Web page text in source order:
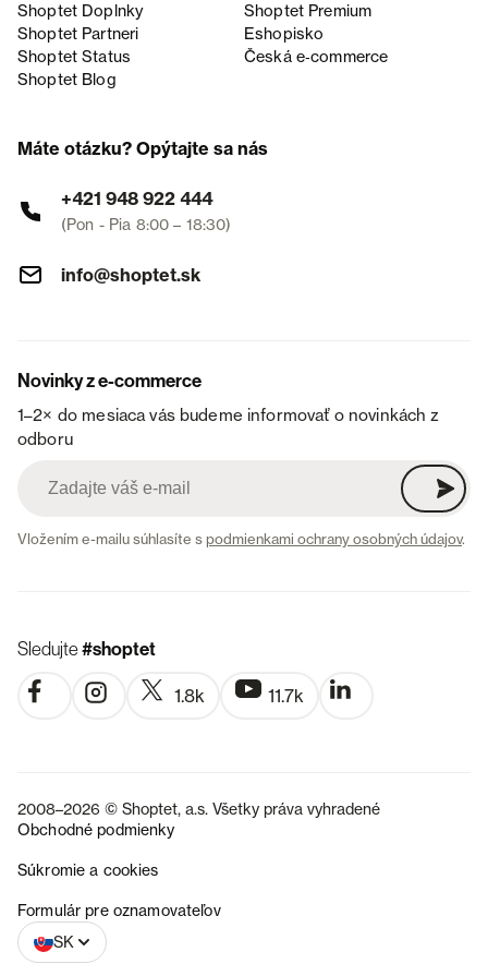
Shoptet Doplnky
Shoptet Premium
Shoptet Partneri
Eshopisko
Shoptet Status
Česká e‑commerce
Shoptet Blog
Máte otázku? Opýtajte sa nás
+421 948 922 444
(Pon - Pia 8:00 – 18:30)
info@shoptet.sk
Novinky z e-commerce
1–2× do mesiaca vás budeme informovať o novinkách z
odboru
Vložením e-mailu súhlasíte spodmienkami ochrany osobných údajov.
Sledujte#shoptet
1.8k 11.7k
2008–2026 © Shoptet, a.s. Všetky práva vyhradené
Obchodné podmienky
Súkromie a cookies
Formulár pre oznamovateľov
SK